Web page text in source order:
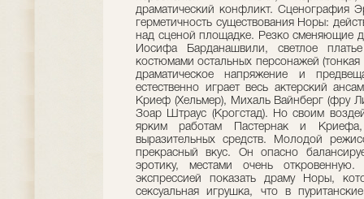
драматический конфликт. Сценография
герметичность существования Норы:
над сценой площадке. Резко сменяющие
Иосифа Барданашвили, светлое
костюмами остальных персонажей
драматическое напряжение и
естественно играет весь актерский
Криеф (Хельмер), Михаль Вайнберг (фру
Зоар Штраус (Крогстад). Но своим
ярким работам Пастернак и Криефа,
выразительных средств. Молодой
прекрасный вкус. Он опасно
эротику, местами очень
экспрессией показать драму Норы,
сексуальная игрушка, что в